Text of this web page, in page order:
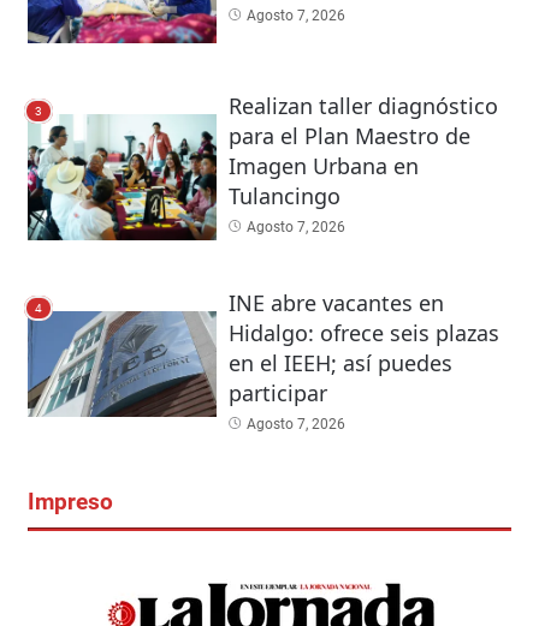
Agosto 7, 2026
3
Realizan taller diagnóstico
para el Plan Maestro de
Imagen Urbana en
Tulancingo
Agosto 7, 2026
4
INE abre vacantes en
Hidalgo: ofrece seis plazas
en el IEEH; así puedes
participar
Agosto 7, 2026
Impreso